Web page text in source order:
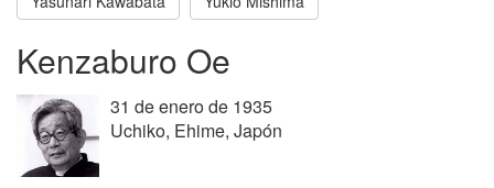
Kenzaburo Oe
31 de enero de 1935
Uchiko, Ehime, Japón